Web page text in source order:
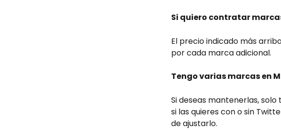
Si quiero contratar
El precio indicado más
por cada marca adicional.
Tengo varias marcas en
Si deseas mantenerlas, solo
si las quieres con o sin
de ajustarlo.